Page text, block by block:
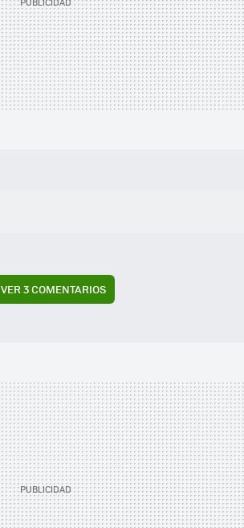
VER3 COMENTARIOS